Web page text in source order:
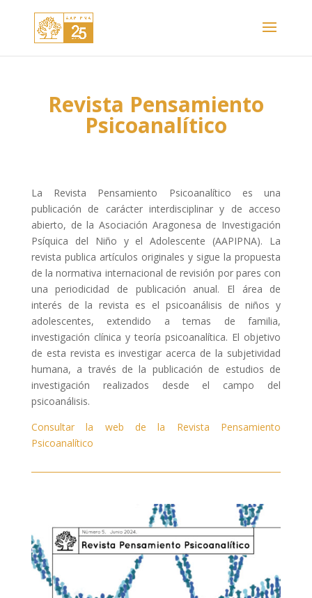
Revista Pensamiento
Psicoanalítico
La Revista Pensamiento Psicoanalítico es una
publicación de carácter interdisciplinar y de acceso
abierto, de la Asociación Aragonesa de Investigación
Psíquica del Niño y el Adolescente (AAPIPNA). La
revista publica artículos originales y sigue la propuesta
de la normativa internacional de revisión por pares con
una periodicidad de publicación anual. El área de
interés de la revista es el psicoanálisis de niños y
adolescentes, extendido a temas de familia,
investigación clínica y teoría psicoanalítica. El objetivo
de esta revista es investigar acerca de la subjetividad
humana, a través de la publicación de estudios de
investigación realizados desde el campo del
psicoanálisis.
Consultar la web de la Revista Pensamiento
Psicoanalítico